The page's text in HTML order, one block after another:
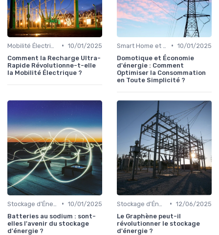
• 10/01/2025
Comment la Recharge Ultra-
Rapide Révolutionne-t-elle
la Mobilité Électrique ?
• 10/01/2025
Domotique et Économie
d'énergie : Comment
Optimiser la Consommation
en Toute Simplicité ?
• 10/01/2025
Batteries au sodium : sont-
elles l'avenir du stockage
d'énergie ?
• 12/06/2025
Le Graphène peut-il
révolutionner le stockage
d'énergie ?